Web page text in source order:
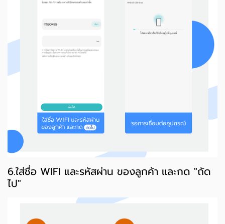
6.ใส่ชื่อ WIFI และรหัสผ่าน ของลูกค้า และกด "ถัด
ไป"